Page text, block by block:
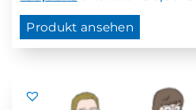
Produkt ansehen